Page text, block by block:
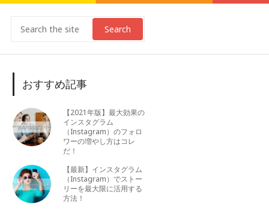
Search
おすすめ記事
【2021年版】最大効果の
インスタグラム
（Instagram）のフォロ
ワーの増やし方はコレ
だ！
【最新】インスタグラム
（Instagram）でストー
リーを最大限に活用する
方法！